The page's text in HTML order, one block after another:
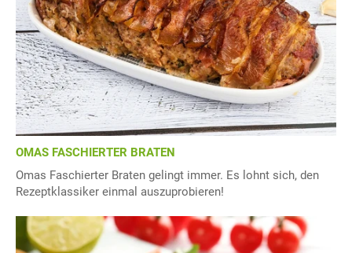
OMAS FASCHIERTER BRATEN
Omas Faschierter Braten gelingt immer. Es lohnt sich, den
Rezeptklassiker einmal auszuprobieren!